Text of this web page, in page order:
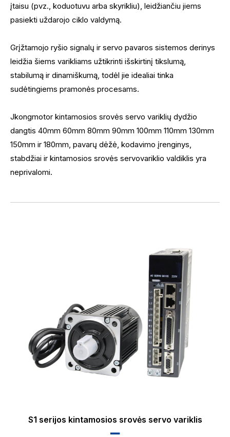
įtaisu (pvz., koduotuvu arba skyrikliu), leidžiančiu jiems
pasiekti uždarojo ciklo valdymą.
Grįžtamojo ryšio signalų ir servo pavaros sistemos derinys
leidžia šiems varikliams užtikrinti išskirtinį tikslumą,
stabilumą ir dinamiškumą, todėl jie idealiai tinka
sudėtingiems pramonės procesams.
Jkongmotor kintamosios srovės servo variklių dydžio
dangtis 40mm 60mm 80mm 90mm 100mm 110mm 130mm
150mm ir 180mm, pavarų dėžė, kodavimo įrenginys,
stabdžiai ir kintamosios srovės servovariklio valdiklis yra
neprivalomi.
S1 serijos kintamosios srovės servo variklis
▂▂